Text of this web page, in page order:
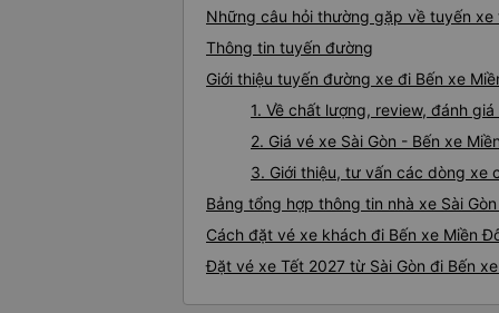
Những câu hỏi thường gặp về tuyến xe
Thông tin tuyến đường
Giới thiệu tuyến đường xe đi Bến xe
1. Về chất lượng, review, đánh
2. Giá vé xe Sài Gòn - Bến xe
3. Giới thiệu, tư vấn các dòng xe
Bảng tổng hợp thông tin nhà xe Sài
Cách đặt vé xe khách đi Bến xe Miền
Đặt vé xe Tết 2027 từ Sài Gòn đi Bến